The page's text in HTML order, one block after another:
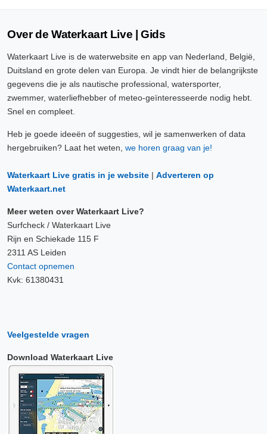
Over de Waterkaart Live | Gids
Waterkaart Live is de waterwebsite en app van Nederland, België,
Duitsland en grote delen van Europa. Je vindt hier de belangrijkste
gegevens die je als nautische professional, watersporter,
zwemmer, waterliefhebber of meteo-geïnteresseerde nodig hebt.
Snel en compleet.
Heb je goede ideeën of suggesties, wil je samenwerken of data
hergebruiken? Laat het weten, we horen graag van je!
Waterkaart Live gratis in je website | Adverteren op
Waterkaart.net
Meer weten over Waterkaart Live?
Surfcheck / Waterkaart Live
Rijn en Schiekade 115 F
2311 AS Leiden
Contact opnemen
Kvk: 61380431
Veelgestelde vragen
Download Waterkaart Live